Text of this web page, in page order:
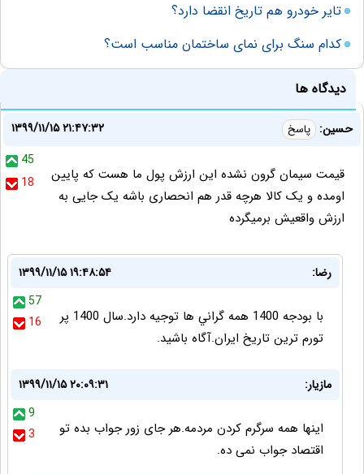
تایر خودرو هم تاریخ انقضا دارد؟
کدام سنگ برای نمای ساختمان مناسب است؟
دیدگاه ها
حسین: پاسخ
۱۳۹۹/۱۱/۱۵ ۲۱:۴۷:۳۲
45
18
قیمت سیمان گرون نشده این ارزش پول ما هست که پایین
اومده و یک کالا هرچه قدر هم انحصاری باشه یک جایی به
ارزش واقعیش برمیگرده
رضا:
۱۳۹۹/۱۱/۱۵ ۱۹:۴۸:۵۴
57
16
با بودجه 1400 همه گراني ها توجيه دارد.سال 1400 پر
تورم ترين تاريخ ايران.آگاه باشيد.
مازیار:
۱۳۹۹/۱۱/۱۵ ۲۰:۰۹:۳۱
9
3
اینها همه سرگرم کردن مردمه.هر جای زور جواب بده تو
اقتصاد جواب نمی ده.